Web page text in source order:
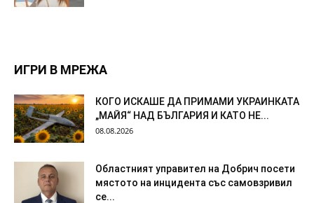
ИГРИ В МРЕЖА
КОГО ИСКАШЕ ДА ПРИМАМИ УКРАИНКАТА
„МАЙЯ“ НАД БЪЛГАРИЯ И КАТО НЕ...
08.08.2026
Областният управител на Добрич посети
мястото на инцидента със самовзривил
се...